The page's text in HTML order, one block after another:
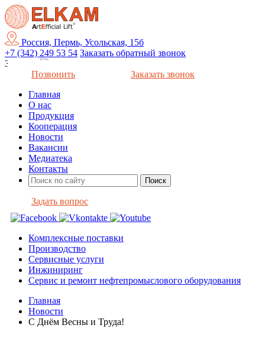
Россия, Пермь, Усольская, 15б
+7 (342) 249 53 54 Заказать обратный звонок
Закрыть
Позвонить
Заказать звонок
Главная
О нас
Продукция
Кооперация
Новости
Вакансии
Медиатека
Контакты
Задать вопрос
Комплексные поставки
Производство
Сервисные услуги
Инжиниринг
Сервис и ремонт нефтепромыслового оборудования
Главная
Новости
С Днём Весны и Труда!